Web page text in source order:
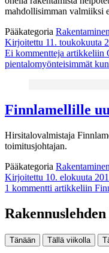
mahdollisimman valmiiksi
Pääkategoria
Kirjoitettu 11. toukokuuta
Ei kommentteja artikkeliin
pientalomyönteisimmät
Finnlamellille
Hirsitalovalmistaja
toimitusjohtajan.
Pääkategoria Rakentaminen
Kirjoitettu 10. elokuuta
1 kommentti artikkeliin
Tänään Tällä viikolla